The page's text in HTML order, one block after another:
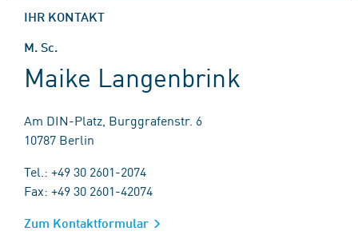
IHR KONTAKT
M. Sc.
Maike Langenbrink
Am DIN-Platz, Burggrafenstr. 6
10787 Berlin
Tel.: +49 30 2601-2074
Fax: +49 30 2601-42074
Zum Kontaktformular